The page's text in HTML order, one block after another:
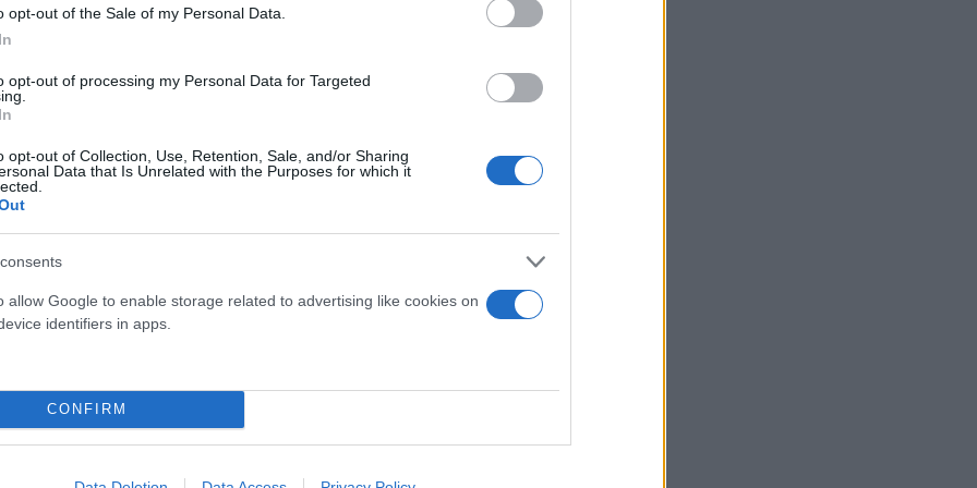
opt-out of the Sale of my Personal Data.
opt-out of processing my Personal Data for Targeted
opt-out of Collection, Use, Retention, Sale, and/or Sharing
Data that Is Unrelated with the Purposes for which it
allow Google to enable storage related to advertising like cookies on
identifiers in apps.
CONFIRM
χιλιάδων κοινοποιήσεων και σχολίων, με αρκετούς να τη
μέχρι στιγμής.
για να ζήσουν από κοντά έναν αγώνα απέναντι στην
σε ακόμη ένα Παγκόσμιο Κύπελλο, πιθανότατα στο τελευταίο